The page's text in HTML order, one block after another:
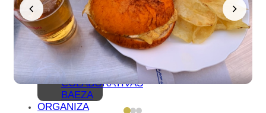
BAEZA
TURISMO
FAMILIAR
EN
BAEZA
REDES
COLABORATIVAS
BAEZA
ORGANIZA